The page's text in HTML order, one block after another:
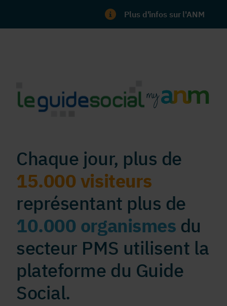
Plus d'infos sur l'ANM
Chaque jour, plus de
15.000 visiteurs
représentant plus de
10.000 organismes du
secteur PMS utilisent la
plateforme du Guide
Social.